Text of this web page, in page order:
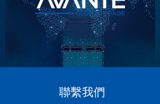
聯繫我們